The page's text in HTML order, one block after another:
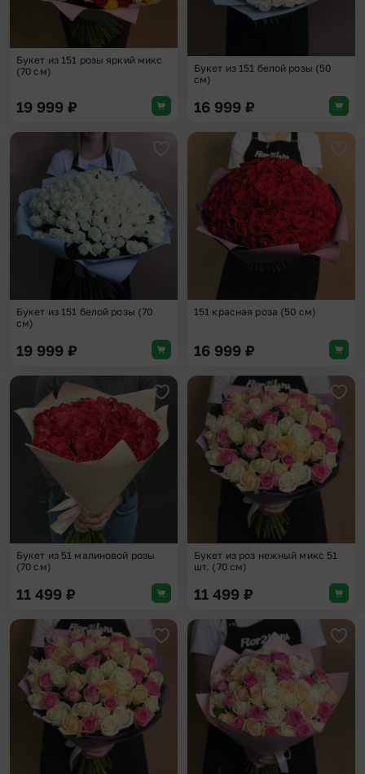
Букет из 151 розы яркий микс
(70 см)
19 999 ₽
Букет из 151 белой розы (50
см)
16 999 ₽
Добавить в избранное
Букет из 151 белой розы (70
см)
19 999 ₽
151 красная роза (50 см)
16 999 ₽
Добавить в избранное
Букет из 51 малиновой розы
(70 см)
11 499 ₽
Букет из роз нежный микс 51
шт. (70 см)
11 499 ₽
Добавить в избранное